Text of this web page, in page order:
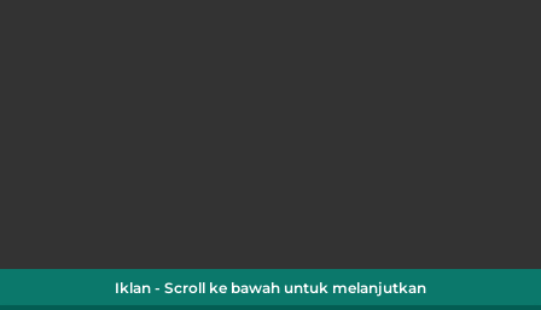
Iklan - Scroll ke bawah untuk melanjutkan